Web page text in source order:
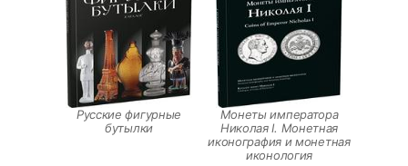
Русские фигурные
бутылки
Монеты императора
Николая I. Монетная
иконография и монетная
иконология